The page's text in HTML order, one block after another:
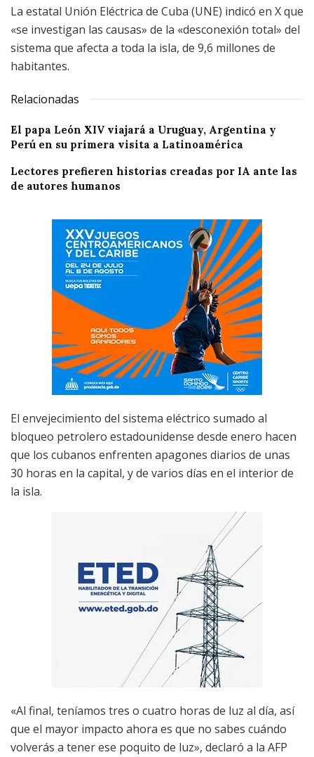
La estatal Unión Eléctrica de Cuba (UNE) indicó en X que
«se investigan las causas» de la «desconexión total» del
sistema que afecta a toda la isla, de 9,6 millones de
habitantes.
Relacionadas
El papa León XIV viajará a Uruguay, Argentina y
Perú en su primera visita a Latinoamérica
Lectores prefieren historias creadas por IA ante las
de autores humanos
El envejecimiento del sistema eléctrico sumado al
bloqueo petrolero estadounidense desde enero hacen
que los cubanos enfrenten apagones diarios de unas
30 horas en la capital, y de varios días en el interior de
la isla.
«Al final, teníamos tres o cuatro horas de luz al día, así
que el mayor impacto ahora es que no sabes cuándo
volverás a tener ese poquito de luz», declaró a la AFP